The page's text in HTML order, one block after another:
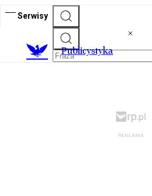
Serwisy
Publicystyka